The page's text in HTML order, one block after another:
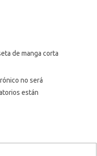
de manga corta
no será
están